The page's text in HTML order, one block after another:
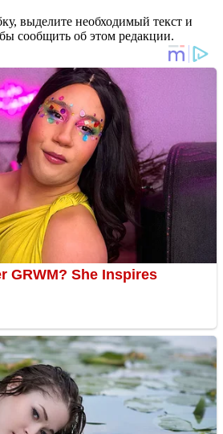
выделите необходимый текст и
сообщить об этом редакции.